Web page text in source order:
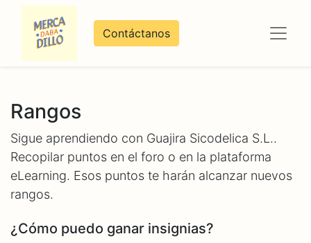
Contáctanos
Rangos
Sigue aprendiendo con Guajira Sicodelica S.L..
Recopilar puntos en el foro o en la plataforma
eLearning. Esos puntos te harán alcanzar nuevos
rangos.
¿Cómo puedo ganar insignias?